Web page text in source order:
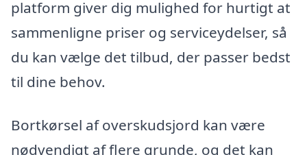
platform giver dig mulighed for hurtigt at
sammenligne priser og serviceydelser, så
du kan vælge det tilbud, der passer bedst
til dine behov.
Bortkørsel af overskudsjord kan være
nødvendigt af flere grunde, og det kan